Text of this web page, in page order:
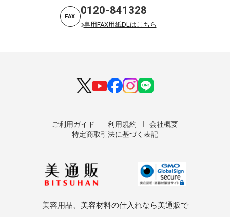
FAX 0120-841328
専用FAX用紙DLはこちら
ご利用ガイド 利用規約
会社概要
特定商取引法に基づく表記
美容用品、美容材料の仕入れなら美通販で